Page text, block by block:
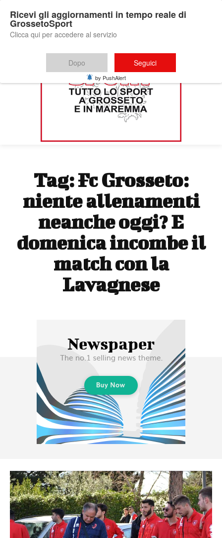
Tag:Fc Grosseto:
niente allenamenti
neanche oggi? E
domenica incombe il
match con la
Lavagnese
Ricevi gli aggiornamenti in tempo reale di
GrossetoSport
Clicca qui per accedere al servizio
Dopo Seguici
by PushAlert